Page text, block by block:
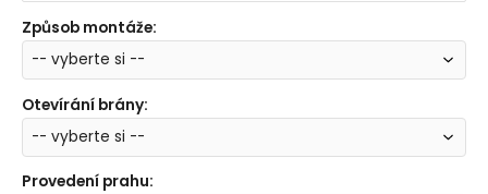
Způsob montáže:
Otevírání brány:
Provedení prahu: